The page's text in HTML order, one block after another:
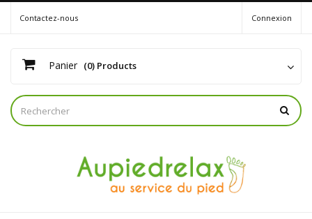
Contactez-nous Connexion
Panier (0) Products